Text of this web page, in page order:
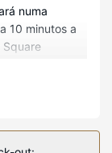
numa
10 minutos a
Square
mi) de Hong
ar